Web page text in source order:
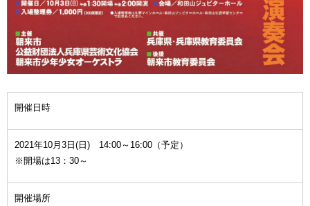
開催日時
2021年10月3日(日) 14:00～16:00（予定）
※開場は13：30～
開催場所